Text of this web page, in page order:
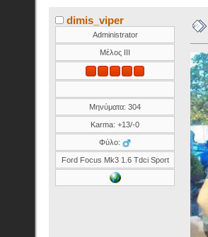
dimis_viper
Administrator
Μέλος ΙΙΙ
Μηνύματα: 304
Karma: +13/-0
Φύλο:
Ford Focus Mk3 1.6 Tdci Sport